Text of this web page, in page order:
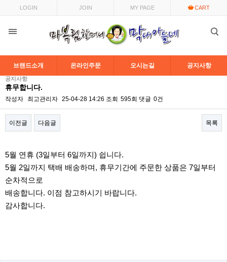
LOGIN JOIN MY PAGE CART
브랜드소개 온라인주문 오시는길 공지사항
공지사항
휴무합니다.
작성자 최고관리자 25-04-28 14:26 조회 595회 댓글 0건
이전글 다음글 목록
5월 연휴 (3일부터 6일까지) 쉽니다.
5월 2일까지 택배 배송하며, 휴무기간에 주문한 상품은 7일부터
순차적으로
배송합니다. 이점 참고하시기 바랍니다.
감사합니다.